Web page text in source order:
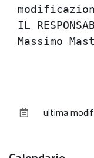
IL
documento
ultima